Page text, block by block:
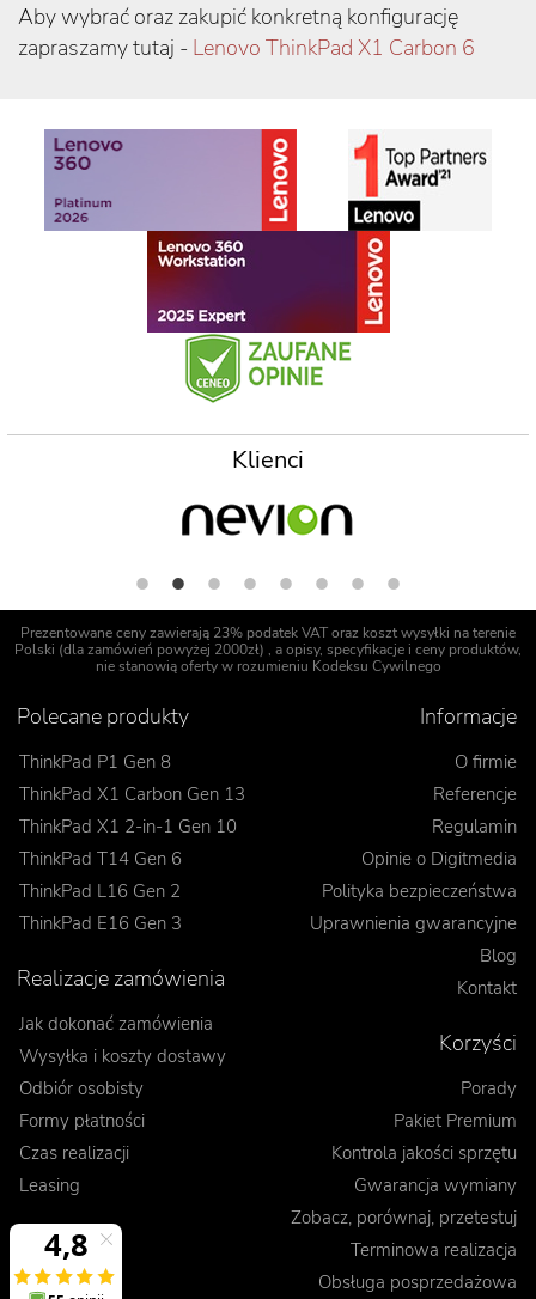
Aby wybrać oraz zakupić konkretną konfigurację
zapraszamy tutaj - Lenovo ThinkPad X1 Carbon 6
Klienci
Prezentowane ceny zawierają 23% podatek VAT oraz koszt wysyłki na terenie
Polski (dla zamówień powyżej 2000zł) , a opisy, specyfikacje i ceny produktów,
nie stanowią oferty w rozumieniu Kodeksu Cywilnego
Polecane produkty
ThinkPad P1 Gen 8
ThinkPad X1 Carbon Gen 13
ThinkPad X1 2-in-1 Gen 10
ThinkPad T14 Gen 6
ThinkPad L16 Gen 2
ThinkPad E16 Gen 3
Informacje
O firmie
Referencje
Regulamin
Opinie o Digitmedia
Polityka bezpieczeństwa
Uprawnienia gwarancyjne
Blog
Kontakt
Realizacje zamówienia
Jak dokonać zamówienia
Wysyłka i koszty dostawy
Odbiór osobisty
Formy płatności
Czas realizacji
Leasing
Korzyści
Porady
Pakiet Premium
Kontrola jakości sprzętu
Gwarancja wymiany
Zobacz, porównaj, przetestuj
Terminowa realizacja
Obsługa posprzedażowa